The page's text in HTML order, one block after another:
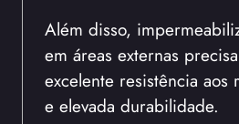
Além disso,
em áreas externas
excelente resistência aos
e elevada durabilidade.